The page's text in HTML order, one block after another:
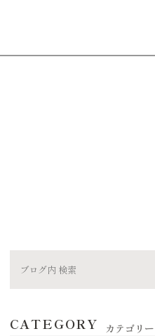
CATEGORY カテゴリー